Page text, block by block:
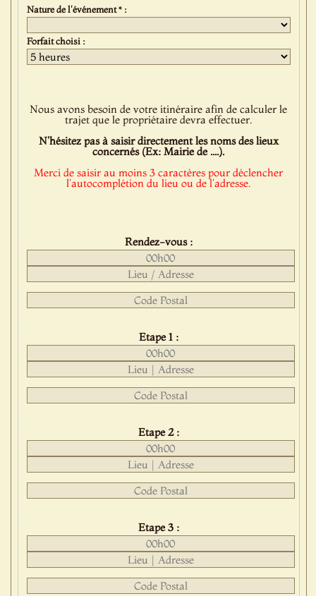
Nature de l'événement * :
Forfait choisi :
Nous avons besoin de votre itinéraire afin de calculer le
trajet que le propriétaire devra effectuer.
N'hésitez pas à saisir directement les noms des lieux
concernés (Ex: Mairie de ....).
Merci de saisir au moins 3 caractères pour déclencher
l'autocomplétion du lieu ou de l'adresse.
Rendez-vous :
Etape 1 :
Etape 2 :
Etape 3 :